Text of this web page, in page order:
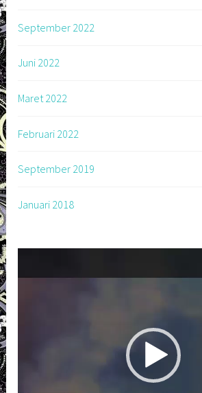
September 2022
Juni 2022
Maret 2022
Februari 2022
September 2019
Januari 2018